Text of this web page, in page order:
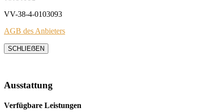
VV-38-4-0103093
AGB des Anbieters
SCHLIEẞEN
Ausstattung
Verfügbare Leistungen